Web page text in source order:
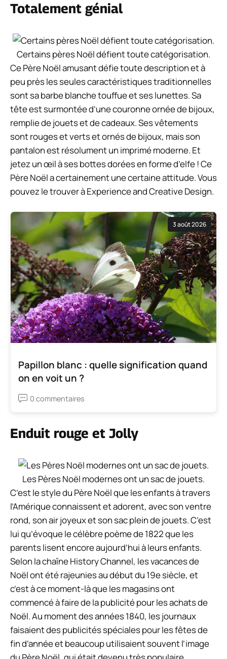
Totalement génial
Certains pères Noël défient toute catégorisation.
Ce Père Noël amusant défie toute description et à
peu près les seules caractéristiques traditionnelles
sont sa barbe blanche touffue et ses lunettes. Sa
tête est surmontée d’une couronne ornée de bijoux,
remplie de jouets et de cadeaux. Ses vêtements
sont rouges et verts et ornés de bijoux, mais son
pantalon est résolument un imprimé moderne. Et
jetez un œil à ses bottes dorées en forme d’elfe ! Ce
Père Noël a certainement une certaine attitude. Vous
pouvez le trouver à Experience and Creative Design.
3 août 2026
Papillon blanc : quelle signification quand
on en voit un ?
0 commentaires
Enduit rouge et Jolly
Les Pères Noël modernes ont un sac de jouets.
C’est le style du Père Noël que les enfants à travers
l’Amérique connaissent et adorent, avec son ventre
rond, son air joyeux et son sac plein de jouets. C’est
lui qu’évoque le célèbre poème de 1822 que les
parents lisent encore aujourd’hui à leurs enfants.
Selon la chaîne History Channel, les vacances de
Noël ont été rajeunies au début du 19e siècle, et
c’est à ce moment-là que les magasins ont
commencé à faire de la publicité pour les achats de
Noël. Au moment des années 1840, les journaux
faisaient des publicités spéciales pour les fêtes de
fin d’année et beaucoup utilisaient souvent l’image